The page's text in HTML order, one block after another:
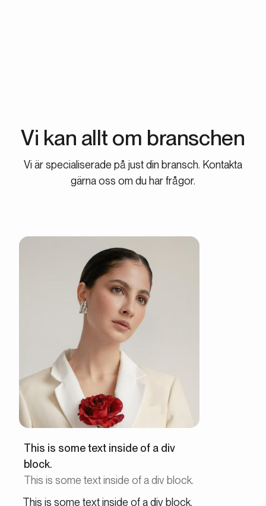
Vi kan allt om branschen
Vi är specialiserade på just din bransch. Kontakta
gärna oss om du har frågor.
This is some text inside of a div
block.
This is some text inside of a div block.
This is some text inside of a div block.